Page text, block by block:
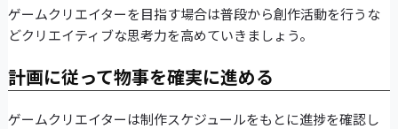
ゲームクリエイターを目指す場合は普段から創作活動を行うな
どクリエイティブな思考力を高めていきましょう。
計画に従って物事を確実に進める
ゲームクリエイターは制作スケジュールをもとに進捗を確認し